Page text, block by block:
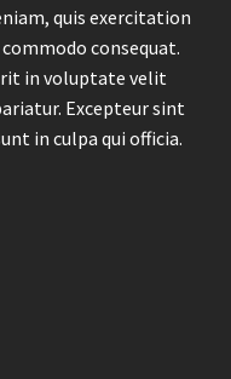
quis exercitation
consequat.
in voluptate velit
Excepteur sint
in culpa qui officia.